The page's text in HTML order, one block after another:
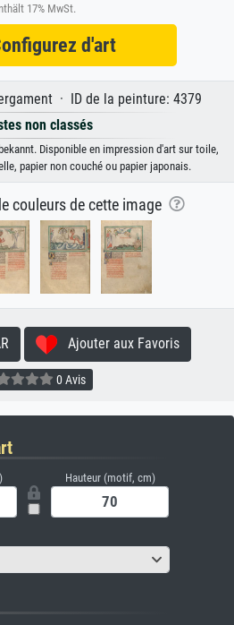
17% MwSt.
d'art
· ID de la peinture: 4379
non classés
Disponible en impression d'art sur toile,
papier non couché ou papier japonais.
couleurs de cette image
Ajouter aux Favoris
0 Avis
Hauteur (motif, cm)